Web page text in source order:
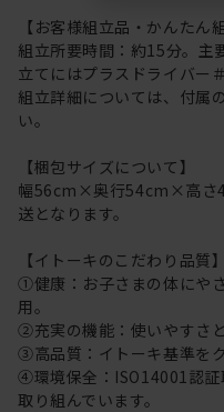
【お客様組立品・かんたん
組立所要時間：約15分。主
立てにはプラスドライバー
組立詳細については、付属
い。
【梱包サイズについて】
幅56cm×奥行54cm×高さ
送となります。
【イトーキのこだわり品質】
①健康：お子さまの体にや
用。
②充実の機能：使いやすさ
③高品質：イトーキ基準を
④環境保全：ISO14001認証
取り組んでいます。